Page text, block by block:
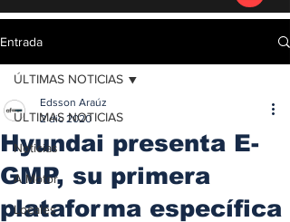
Entrada
ÚLTIMAS NOTICIAS
Noticias
A Motor
Locales
ÚLTIMAS NOTICIAS
Hyundai presenta E-
GMP, su primera
plataforma específica
Edsson Araúz
2 dic 2020